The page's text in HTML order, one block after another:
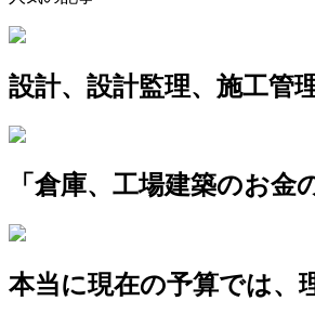
設計、設計監理、施工管
「倉庫、工場建築のお
本当に現在の予算では、